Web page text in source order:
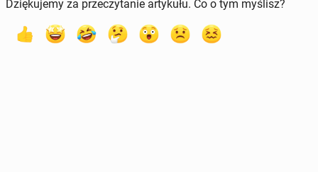
Dziękujemy za przeczytanie artykułu. Co o tym myślisz?